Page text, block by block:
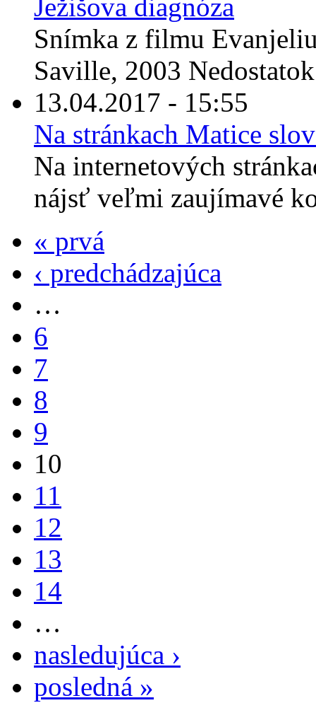
Ježišova diagnóza
Snímka z filmu
Saville, 2003
13.04.2017 - 15:55
Na stránkach Matice
Na internetových
nájsť veľmi zaujímavé
« prvá
‹ predchádzajúca
…
6
7
8
9
10
11
12
13
14
…
nasledujúca ›
posledná »